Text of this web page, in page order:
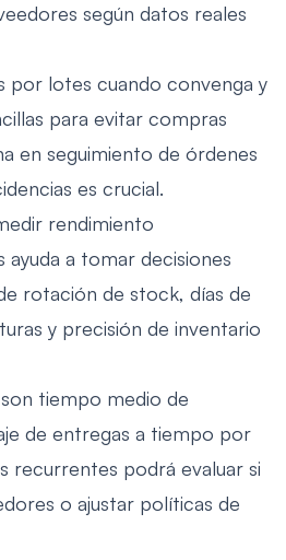
según datos reales
por lotes cuando convenga y
para evitar compras
en seguimiento de órdenes
es crucial.
rendimiento
a tomar decisiones
rotación de stock, días de
y precisión de inventario
tiempo medio de
de entregas a tiempo por
recurrentes podrá evaluar si
o ajustar políticas de